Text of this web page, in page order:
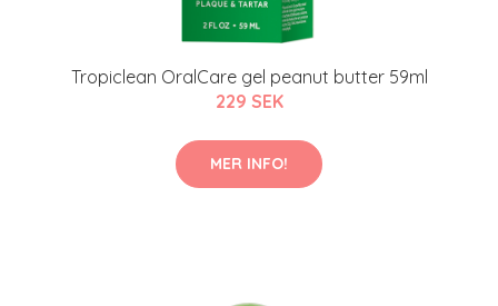
Tropiclean OralCare gel peanut butter 59ml
229 SEK
MER INFO!